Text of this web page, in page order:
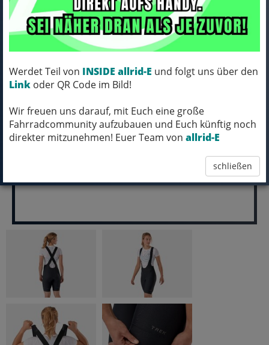
Werdet Teil von INSIDE allrid-E und folgt uns über den
Link oder QR Code im Bild!
Wir freuen uns darauf, mit Euch eine große
Fahrradcommunity aufzubauen und Euch künftig noch
direkter mitzunehmen! Euer Team von allrid-E
schließen
Art.Nr. 5270259
Farbe: BLACK
MICH KANNST DU BESTELLEN - MIT
ABHOLUNG IN NORTORF!
pro Stück (inkl. MwSt.)
59,99 EUR